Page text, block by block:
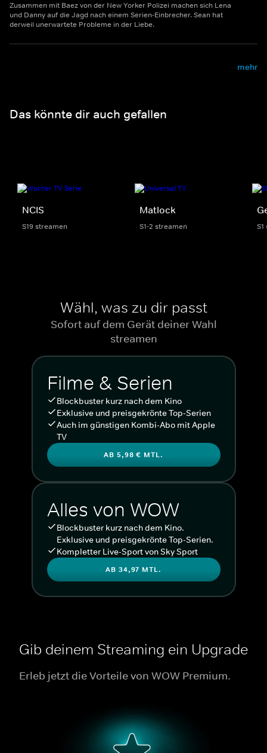
Zusammen mit Baez von der New Yorker Polizei machen sich Lena
und Danny auf die Jagd nach einem Serien-Einbrecher. Sean hat
derweil unerwartete Probleme in der Liebe.
mehr
Das könnte dir auch gefallen
NCIS
S19 streamen
Matlock
S1-2 streamen
Wähl, was zu dir passt
Sofort auf dem Gerät deiner Wahl
streamen
Filme & Serien
Blockbuster kurz nach dem Kino
Exklusive und preisgekrönte Top-Serien
Auch im günstigen Kombi-Abo mit Apple
TV
AB 5,98 € MTL.
Alles von WOW
Blockbuster kurz nach dem Kino.
Exklusive und preisgekrönte Top-Serien.
Kompletter Live-Sport von Sky Sport
AB 34,97 MTL.
Gib deinem Streaming ein Upgrade
Erleb jetzt die Vorteile von WOW Premium.